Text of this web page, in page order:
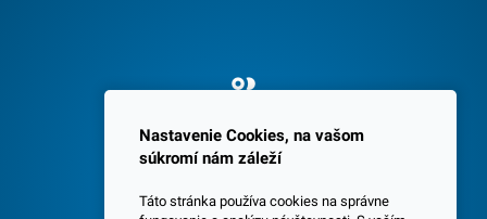
Spokojných 3600 zákazníkov
Nastavenie Cookies, na vašom
súkromí nám záleží
Táto stránka používa cookies na správne